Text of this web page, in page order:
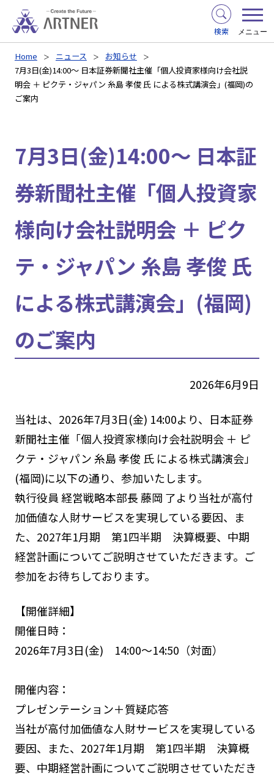
検索 メニュー
Home ニュース
お知らせ
7月3日(金)14:00～ 日本証券新聞社主催「個人投資家様向け会社説
明会 ＋ ピクテ・ジャパン 糸島 孝俊 氏 による株式講演会」(福岡)の
ご案内
7月3日(金)14:00～ 日本証
券新聞社主催「個人投資家
様向け会社説明会 ＋ ピク
テ・ジャパン 糸島 孝俊 氏
による株式講演会」(福岡)
のご案内
2026年6月9日
当社は、2026年7月3日(金) 14:00より、日本証券
新聞社主催「個人投資家様向け会社説明会 ＋ ピ
クテ・ジャパン 糸島 孝俊 氏 による株式講演会」
(福岡)に以下の通り、参加いたします。
執行役員 経営戦略本部長 藤岡 了より当社が高付
加価値な人財サービスを実現している要因、ま
た、2027年1月期 第1四半期 決算概要、中期
経営計画についてご説明させていただきます。ご
参加をお待ちしております。
【開催詳細】
開催日時：
2026年7月3日(金) 14:00～14:50（対面）
開催内容：
プレゼンテーション＋質疑応答
当社が高付加価値な人財サービスを実現している
要因、また、2027年1月期 第1四半期 決算概
要、中期経営計画についてご説明させていただき